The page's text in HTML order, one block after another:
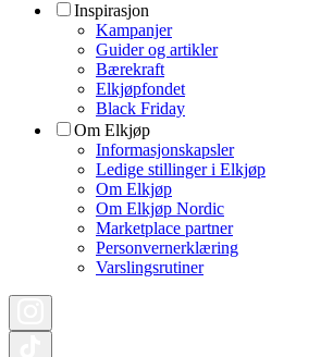
Inspirasjon
Kampanjer
Guider og artikler
Bærekraft
Elkjøpfondet
Black Friday
Om Elkjøp
Informasjonskapsler
Ledige stillinger i Elkjøp
Om Elkjøp
Om Elkjøp Nordic
Marketplace partner
Personvernerklæring
Varslingsrutiner